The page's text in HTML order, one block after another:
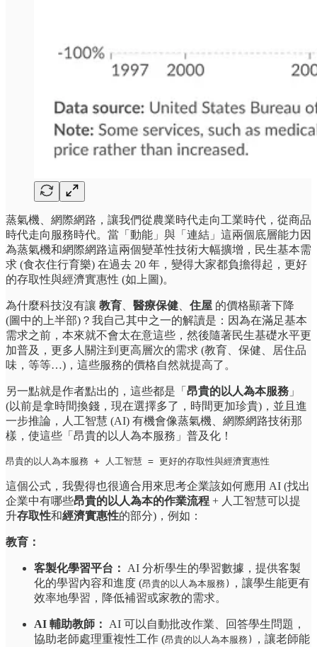
蒸氣機、網際網路，讓我們從農業時代走向工業時代，從商品
時代走向服務時代。當「動能」與「連結」這兩個底層能力因
為蒸氣機和網際網路這兩個變革性技術大幅擴增，民生基本需
求 (食衣住行育樂) 在過去 20 年，變得大家都負擔得起，更好
的存取性與經濟實惠性 (如上圖)。
為什麼科技沒有讓 教育 醫療保健 住屋 的價格顯著下降
(圖中的上半部)？我自己其中之一的解讀是：因為在滿足基本
需求之前，本來就不會太在意這些，然後隨著民生基礎水平更
加普及，更多人關注到更高層次的需求 (教育、保健、居住品
味，等等…)，這些服務的價格自然就提高了。
另一點就是作者點出的，這些都是「 昂貴的以人為本服務 」
(以前是拿時間換錢，現在選擇多了，時間更加珍貴)，並且進
一步推論，人工智慧 (AI) 有機會像蒸氣機、網際網路技術那
樣，使這些「昂貴的以人為本服務」普及化！
昂貴的以人為本服務 + 人工智慧 = 更好的存取性與經濟實惠性
這個公式，我覺得也很適合用來思考企業該如何應用 AI (找出
企業中有哪些昂貴的以人為本的作業流程 + 人工智慧可以提
升存取性和經濟實惠性的部分)，例如：
教育：
客製化學習平台：
AI 分析學生的學習數據，提供客製
化的學習內容和進度 (昂貴的以人為本服務)
，讓學生能更有
效率地學習，降低補習或家教的需求。
AI 輔助教師：
AI 可以自動批改作業、回答學生問題，
協助老師處理重複性工作 (昂貴的以人為本服務)
，讓老師能